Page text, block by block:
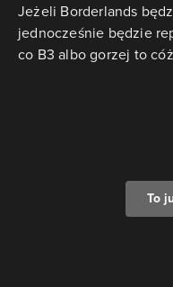
Jeżeli Borderlands
jednocześnie będzie
co B3 albo gorzej to
To